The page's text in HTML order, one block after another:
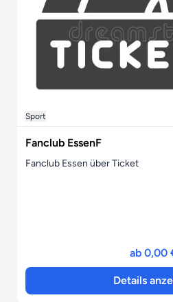
Sport
Fanclub EssenF
Fanclub Essen über Ticket
ab 0,00
Details